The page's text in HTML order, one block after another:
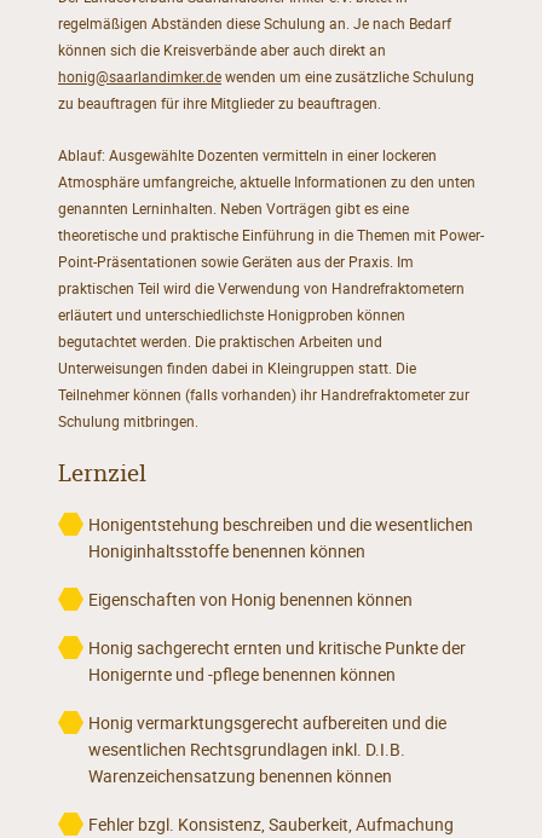
regelmäßigen Abständen diese Schulung an. Je nach Bedarf
können sich die Kreisverbände aber auch direkt an
honig@saarlandimker.dewenden um eine zusätzliche Schulung
zu beauftragen für ihre Mitglieder zu beauftragen.
Ablauf: Ausgewählte Dozenten vermitteln in einer lockeren
Atmosphäre umfangreiche, aktuelle Informationen zu den unten
genannten Lerninhalten. Neben Vorträgen gibt es eine
theoretische und praktische Einführung in die Themen mit Power-
Point-Präsentationen sowie Geräten aus der Praxis. Im
praktischen Teil wird die Verwendung von Handrefraktometern
erläutert und unterschiedlichste Honigproben können
begutachtet werden. Die praktischen Arbeiten und
Unterweisungen finden dabei in Kleingruppen statt. Die
Teilnehmer können (falls vorhanden) ihr Handrefraktometer zur
Schulung mitbringen.
Lernziel
Honigentstehung beschreiben und die wesentlichen
Honiginhaltsstoffe benennen können
Eigenschaften von Honig benennen können
Honig sachgerecht ernten und kritische Punkte der
Honigernte und -pflege benennen können
Honig vermarktungsgerecht aufbereiten und die
wesentlichen Rechtsgrundlagen inkl. D.I.B.
Warenzeichensatzung benennen können
Fehler bzgl. Konsistenz, Sauberkeit, Aufmachung